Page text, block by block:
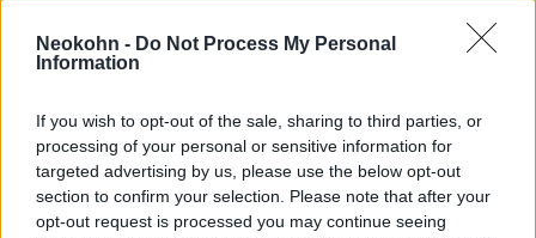
Neokohn - Do Not Process My Personal
Information
If you wish to opt-out of the sale, sharing to third parties, or
processing of your personal or sensitive information for
targeted advertising by us, please use the below opt-out
section to confirm your selection. Please note that after your
opt-out request is processed you may continue seeing
A projektet a szövetségi és a berlini
tartományi kormány 30 millió euróval
támogatja, további kilencmillió érkezett
magánadományokból, a maradék nyolcmilliót
egy decemberben indult közösségi
finanszírozási kampányból fedeznék. A